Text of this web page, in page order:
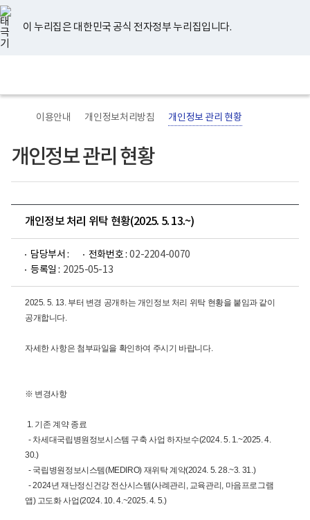
너
비
767px
이
하
이 누리집은 대한민국 공식 전자정부 누리집입니다.
지
검
메
홈
이용안내 개인정보처리방침 개인정보 관리 현황
개인정보 관리 현황
개인정보 처리 위탁 현황(2025. 5. 13.~)
담당부서 : 전화번호 : 02-2204-0070
등록일 : 2025-05-13
2025. 5. 13. 부터 변경 공개하는 개인정보 처리 위탁 현황을 붙임과 같이
공개합니다.
자세한 사항은 첨부파일을 확인하여 주시기 바랍니다.
※ 변경사항
1. 기존 계약 종료
- 차세대국립병원정보시스템 구축 사업 하자보수(2024. 5. 1.~2025. 4.
30.)
- 국립병원정보시스템(MEDIRO) 재위탁 계약(2024. 5. 28.~3. 31.)
- 2024년 재난정신건강 전산시스템(사례관리, 교육관리, 마음프로그램
앱) 고도화 사업(2024. 10. 4.~2025. 4. 5.)
유
튜
브
페
이
스
북
인
스
타
그
램
블
로
그